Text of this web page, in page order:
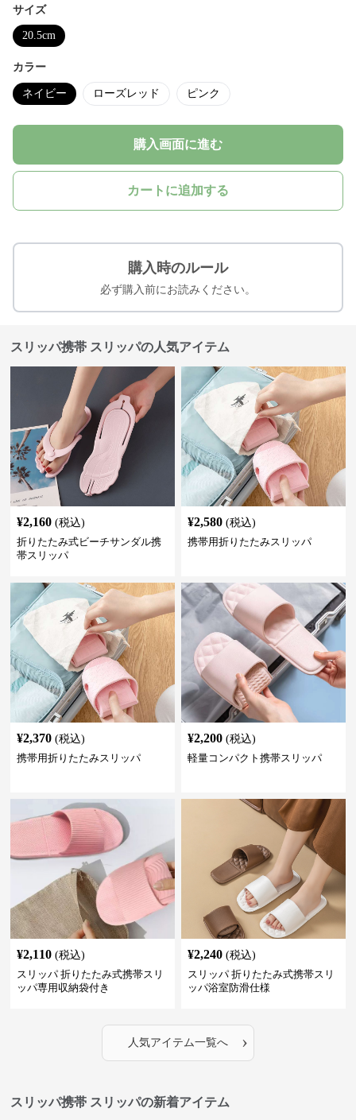
サイズ
20.5cm
カラー
ネイビー ローズレッド ピンク
購入画面に進む
カートに追加する
購入時のルール
必ず購入前にお読みください。
スリッパ携帯 スリッパの人気アイテム
¥2,160 (税込)
折りたたみ式ビーチサンダル携
帯スリッパ
¥2,580 (税込)
携帯用折りたたみスリッパ
¥2,370 (税込)
携帯用折りたたみスリッパ
¥2,200 (税込)
軽量コンパクト携帯スリッパ
¥2,110 (税込)
スリッパ 折りたたみ式携帯スリ
ッパ専用収納袋付き
¥2,240 (税込)
スリッパ 折りたたみ式携帯スリ
ッパ浴室防滑仕様
人気アイテム一覧へ ›
スリッパ携帯 スリッパの新着アイテム